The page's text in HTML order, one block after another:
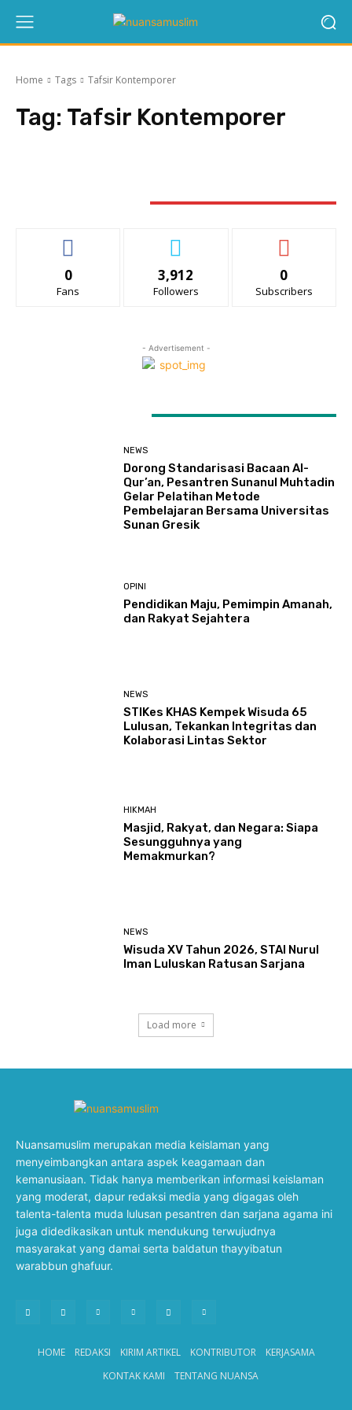
Home Tags Tafsir Kontemporer
Tag: Tafsir Kontemporer
0
Fans
3,912
Followers
0
Subscribers
- Advertisement -
NEWS
Dorong Standarisasi Bacaan Al-
Qur’an, Pesantren Sunanul Muhtadin
Gelar Pelatihan Metode
Pembelajaran Bersama Universitas
Sunan Gresik
OPINI
Pendidikan Maju, Pemimpin Amanah,
dan Rakyat Sejahtera
NEWS
STIKes KHAS Kempek Wisuda 65
Lulusan, Tekankan Integritas dan
Kolaborasi Lintas Sektor
HIKMAH
Masjid, Rakyat, dan Negara: Siapa
Sesungguhnya yang
Memakmurkan?
NEWS
Wisuda XV Tahun 2026, STAI Nurul
Iman Luluskan Ratusan Sarjana
Load more
Nuansamuslim merupakan media keislaman yang
menyeimbangkan antara aspek keagamaan dan
kemanusiaan. Tidak hanya memberikan informasi keislaman
yang moderat, dapur redaksi media yang digagas oleh
talenta-talenta muda lulusan pesantren dan sarjana agama ini
juga didedikasikan untuk mendukung terwujudnya
masyarakat yang damai serta baldatun thayyibatun
warabbun ghafuur.
HOME REDAKSI KIRIM ARTIKEL KONTRIBUTOR
KERJASAMA
KONTAK KAMI
TENTANG NUANSA